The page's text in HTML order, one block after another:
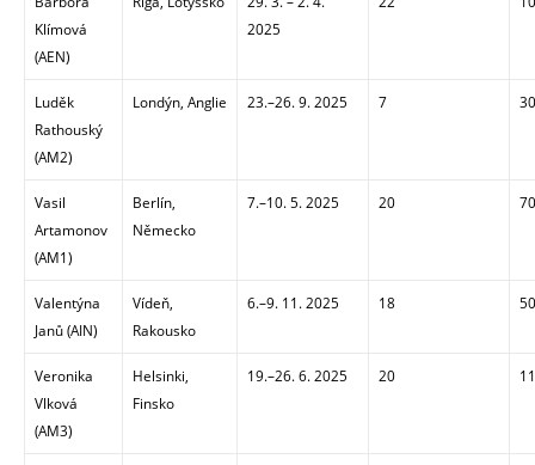
Klímová
(AEN)
2025
Luděk
Rathouský
(AM2)
Londýn, Anglie 23.–26. 9. 2025 7
Vasil
Artamonov
(AM1)
Berlín,
Německo
7.–10. 5. 2025 20
Valentýna
Janů (AIN)
Vídeň,
Rakousko
6.–9. 11. 2025 18
Veronika
Vlková
(AM3)
Helsinki,
Finsko
19.–26. 6. 2025 20